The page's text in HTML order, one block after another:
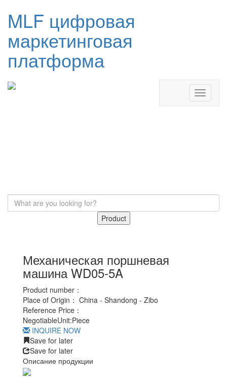
MLF цифровая
маркетинговая
платформа
Product
Механическая поршневая
машина WD05-5A
Product number：
Place of Origin： China - Shandong - Zibo
Reference Price：
NegotiableUnit:Piece
INQUIRE NOW
Save for later
Save for later
Описание продукции